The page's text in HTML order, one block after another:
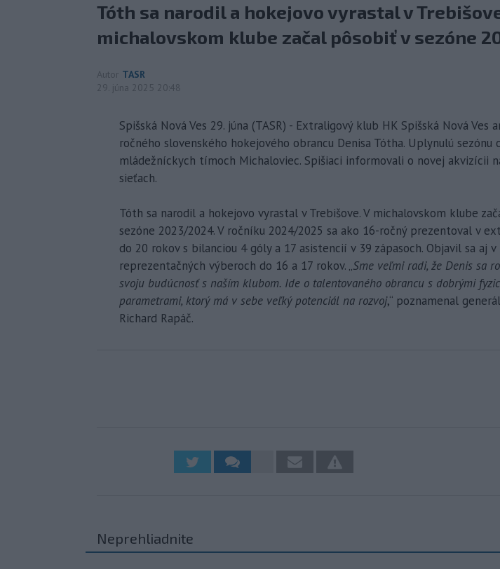
Tóth sa narodil a hokejovo vyrastal v
michalovskom klube začal pôsobiť v sezóne
Autor TASR
29. júna 2025 20:48
Spišská Nová Ves 29. júna (TASR) - Extraligový klub HK Spišská Nová Ves
ročného slovenského hokejového obrancu Denisa Tótha. Uplynulú sezónu
mládežníckych tímoch Michaloviec. Spišiaci informovali o novej akvizícii
sieťach.
Tóth sa narodil a hokejovo vyrastal v Trebišove. V michalovskom klube
sezóne 2023/2024. V ročníku 2024/2025 sa ako 16-ročný prezentoval v
do 20 rokov s bilanciou 4 góly a 17 asistencií v 39 zápasoch. Objavil sa aj v
reprezentačných výberoch do 16 a 17 rokov. „Sme veľmi radi, že Denis sa
svoju budúcnosť s naším klubom. Ide o talentovaného obrancu s dobrými
parametrami, ktorý má v sebe veľký potenciál na rozvoj,“ poznamenal
Richard Rapáč.
Neprehliadnite